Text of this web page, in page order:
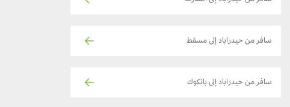
سافر من حيدراباد إلى مسقط
سافر من حيدراباد إلى بانكوك